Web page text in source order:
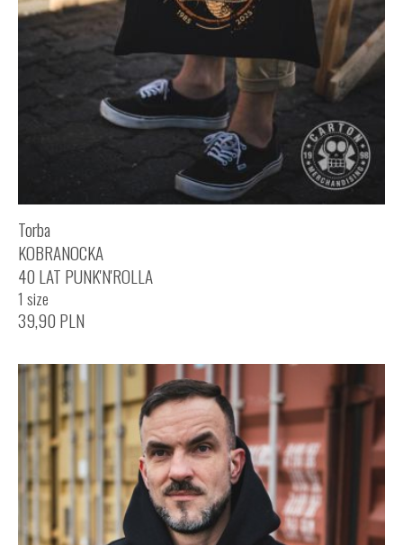
Torba
KOBRANOCKA
40 LAT PUNK'N'ROLLA
1 size
39,90 PLN